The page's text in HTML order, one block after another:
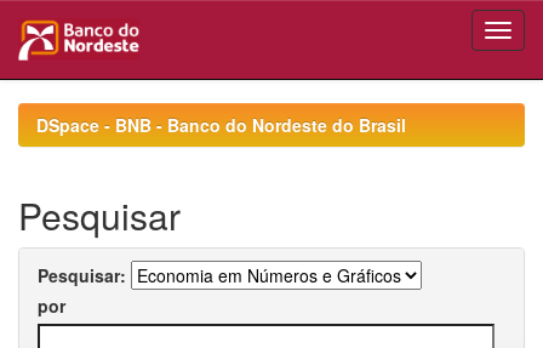
navigationDSpace - BNB - Banco do Nordeste do Brasil
Pesquisar
Pesquisar:
por